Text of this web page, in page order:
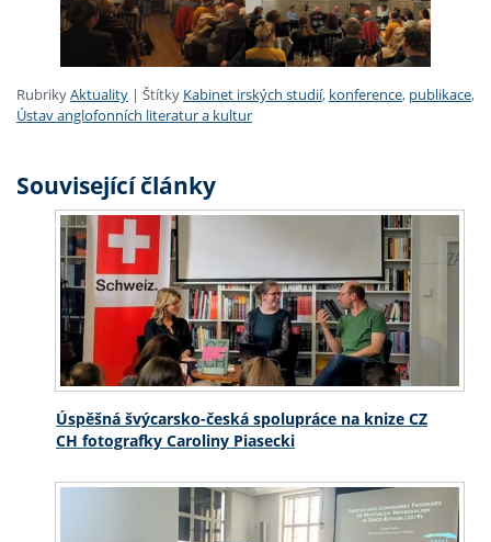
RubrikyAktuality | Štítky Kabinet irských studií, konference, publikace,
Ústav anglofonních literatur a kultur
Související články
Úspěšná švýcarsko-česká spolupráce na knize CZ
CH fotografky Caroliny Piasecki